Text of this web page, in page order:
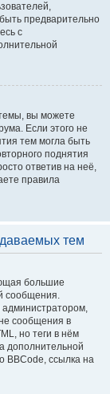
предварительно
с
вы можете
Если этого не
тем могла быть
поднятия
ответив на неё,
правила
тем
большие
сообщения.
администратором,
сообщения в
но теги в нём
дополнительной
BBCode, ссылка на